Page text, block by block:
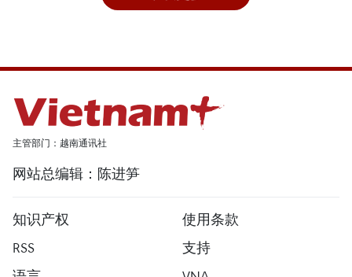
主管部门：越南通讯社
网站总编辑：陈进笋
知识产权
使用条款
RSS
支持